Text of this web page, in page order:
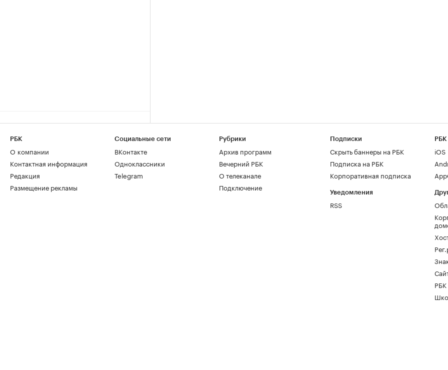
РБК
О компании
Контактная информация
Редакция
Размещение рекламы
Социальные сети
ВКонтакте
Одноклассники
Telegram
Рубрики
Архив программ
Вечерний РБК
О телеканале
Подключение
Подписки
Скрыть баннеры на РБК
Подписка на РБК
Корпоративная подписка
Уведомления
RSS
РБК
iOS